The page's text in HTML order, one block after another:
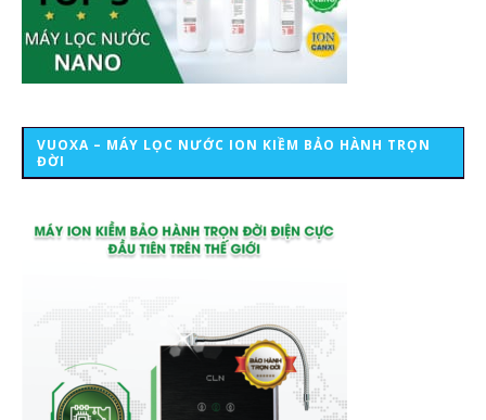
VUOXA – MÁY LỌC NƯỚC ION KIỀM BẢO HÀNH TRỌN
ĐỜI